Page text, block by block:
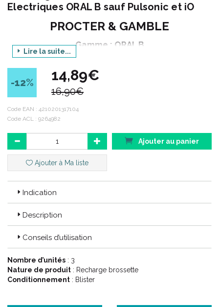
Electriques ORAL B sauf Pulsonic et iO
PROCTER & GAMBLE
Gamme : ORAL B
Déclinaison : CROSS ACTION
Produit : BROSSETTES DENTAIRES
Conditionnement : 3 unités
Code ACL : 9264982
Code EAN : 4210201317104
Lire la suite...
-12% 14,89€
16,90€
Code EAN : 4210201317104
Code ACL : 9264982
Ajouter au panier
Ajouter à Ma liste
Indication
Description
Conseils d’utilisation
Nombre d’unités : 3
Nature de produit : Recharge brossette
Conditionnement : Blister